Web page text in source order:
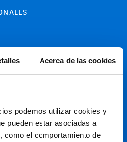
Acerca de las cookies
podemos utilizar cookies y
pueden estar asociadas a
como el comportamiento de
Médica